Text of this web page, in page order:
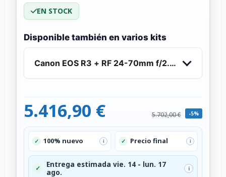
EN STOCK
Disponible también en varios kits
Canon EOS R3 + RF 24-70mm f/2.8 L IS USM -
5.416,90 € 5.702,00 € -5%
✓ 100% nuevo i ✓ Precio final i
✓
Entrega estimada vie. 14 - lun. 17
ago.
i